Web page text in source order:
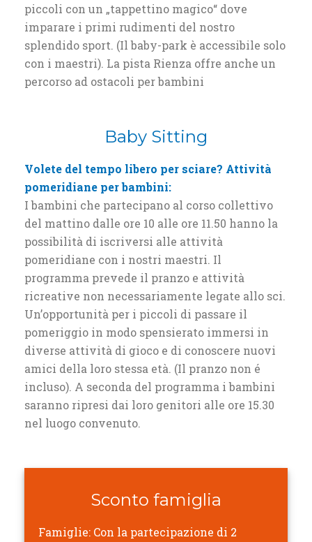
piccoli con un „tappettino magico“ dove
imparare i primi rudimenti del nostro
splendido sport. (Il baby-park è accessibile solo
con i maestri). La pista Rienza offre anche un
percorso ad ostacoli per bambini
Baby Sitting
Volete del tempo libero per sciare? Attività
pomeridiane per bambini:
I bambini che partecipano al corso collettivo
del mattino dalle ore 10 alle ore 11.50 hanno la
possibilità di iscriversi alle attività
pomeridiane con i nostri maestri. Il
programma prevede il pranzo e attività
ricreative non necessariamente legate allo sci.
Un’opportunità per i piccoli di passare il
pomeriggio in modo spensierato immersi in
diverse attività di gioco e di conoscere nuovi
amici della loro stessa età. (Il pranzo non é
incluso). A seconda del programma i bambini
saranno ripresi dai loro genitori alle ore 15.30
nel luogo convenuto.
Sconto famiglia
Famiglie: Con la partecipazione di 2